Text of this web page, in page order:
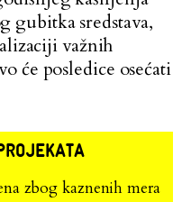
gubitka sredstava,
važnih
će posledice osećati
zbog kaznenih mera